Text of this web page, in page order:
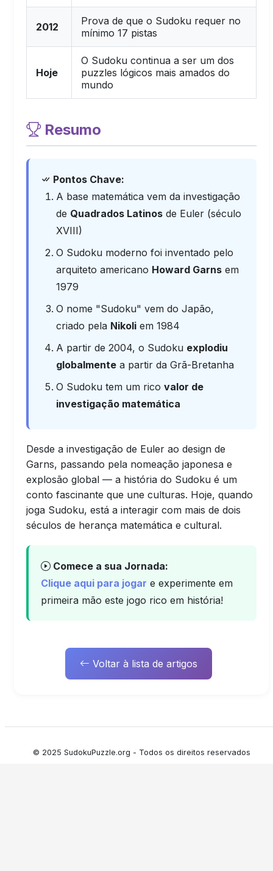
2012
Prova de que o Sudoku requer no
mínimo 17 pistas
Hoje
O Sudoku continua a ser um dos
puzzles lógicos mais amados do
mundo
Resumo
Pontos Chave:
A base matemática vem da investigação
de Quadrados Latinos de Euler (século
XVIII)
O Sudoku moderno foi inventado pelo
arquiteto americano Howard Garns em
1979
O nome "Sudoku" vem do Japão,
criado pela Nikoli em 1984
A partir de 2004, o Sudoku explodiu
globalmente a partir da Grã-Bretanha
O Sudoku tem um rico valor de
investigação matemática
Desde a investigação de Euler ao design de
Garns, passando pela nomeação japonesa e
explosão global — a história do Sudoku é um
conto fascinante que une culturas. Hoje, quando
joga Sudoku, está a interagir com mais de dois
séculos de herança matemática e cultural.
Comece a sua Jornada:
Clique aqui para jogar e experimente em
primeira mão este jogo rico em história!
Voltar à lista de artigos
© 2025 SudokuPuzzle.org - Todos os direitos reservados